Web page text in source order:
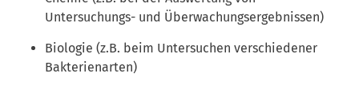
Untersuchungs- und Überwachungsergebnissen)
Biologie (z.B. beim Untersuchen verschiedener
Bakterienarten)